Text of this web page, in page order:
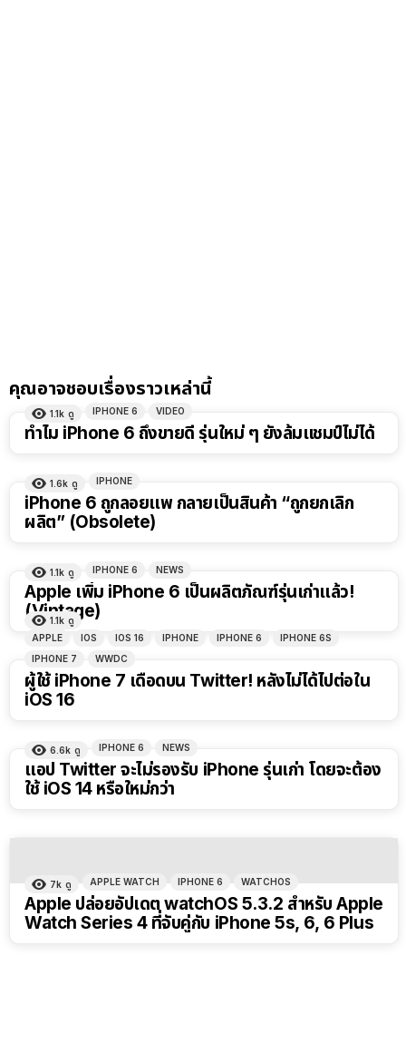
คุณอาจชอบเรื่องราวเหล่านี้
1.1k ดู IPHONE 6 VIDEO
ทำไม iPhone 6 ถึงขายดี รุ่นใหม่ ๆ ยังล้มแชมป์ไม่ได้
1.6k ดู IPHONE
iPhone 6 ถูกลอยแพ กลายเป็นสินค้า “ถูกยกเลิก
ผลิต” (Obsolete)
1.1k ดู IPHONE 6 NEWS
Apple เพิ่ม iPhone 6 เป็นผลิตภัณฑ์รุ่นเก่าแล้ว!
(Vintage)
1.1k ดู
APPLE
IOS IOS 16 IPHONE IPHONE 6
IPHONE 6S
IPHONE 7
WWDC
ผู้ใช้ iPhone 7 เดือดบน Twitter! หลังไม่ได้ไปต่อใน
iOS 16
6.6k ดู IPHONE 6 NEWS
แอป Twitter จะไม่รองรับ iPhone รุ่นเก่า โดยจะต้อง
ใช้ iOS 14 หรือใหม่กว่า
7k ดู APPLE WATCH IPHONE 6 WATCHOS
Apple ปล่อยอัปเดต watchOS 5.3.2 สำหรับ Apple
Watch Series 4 ที่จับคู่กับ iPhone 5s, 6, 6 Plus